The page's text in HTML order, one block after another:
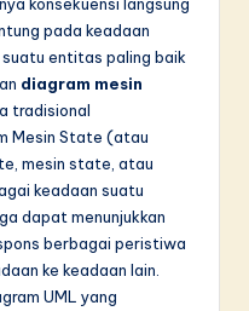
pada keadaan
entitas paling baik
diagram mesin
tradisional
Mesin State (atau
mesin state, atau
keadaan suatu
dapat menunjukkan
berbagai peristiwa
ke keadaan lain.
UML yang